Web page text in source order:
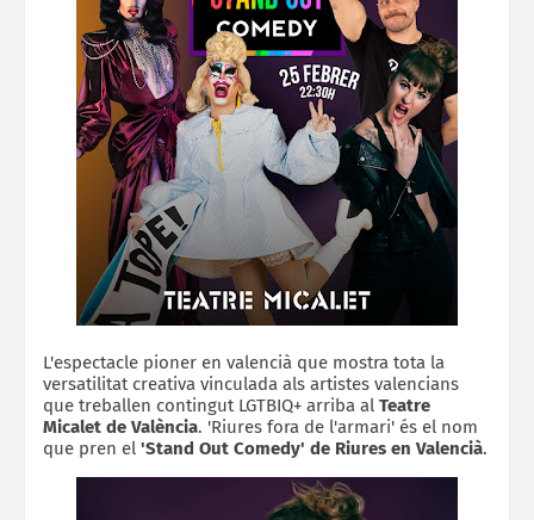
L'espectacle pioner en valencià que mostra tota la
versatilitat creativa vinculada als artistes valencians
que treballen contingut LGTBIQ+ arriba al Teatre
Micalet de València. 'Riures fora de l'armari' és el nom
que pren el 'Stand Out Comedy' de Riures en Valencià.